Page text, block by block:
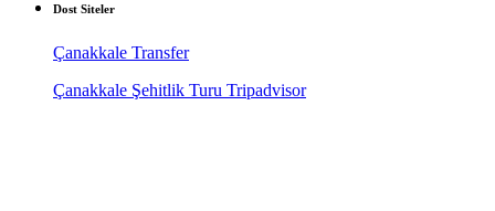
Dost Siteler
Çanakkale Transfer
Çanakkale Şehitlik Turu Tripadvisor